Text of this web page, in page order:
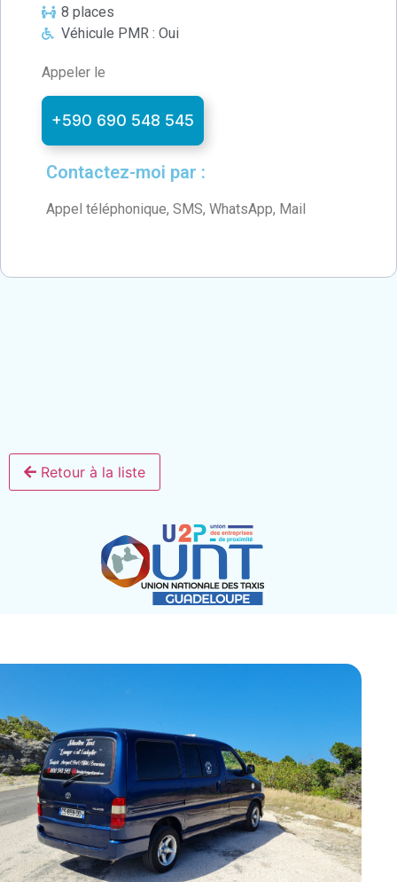
Retour à la liste
8 places
Véhicule PMR : Oui
Appeler le
+590 690 548 545
Contactez-moi par :
Appel téléphonique, SMS, WhatsApp, Mail